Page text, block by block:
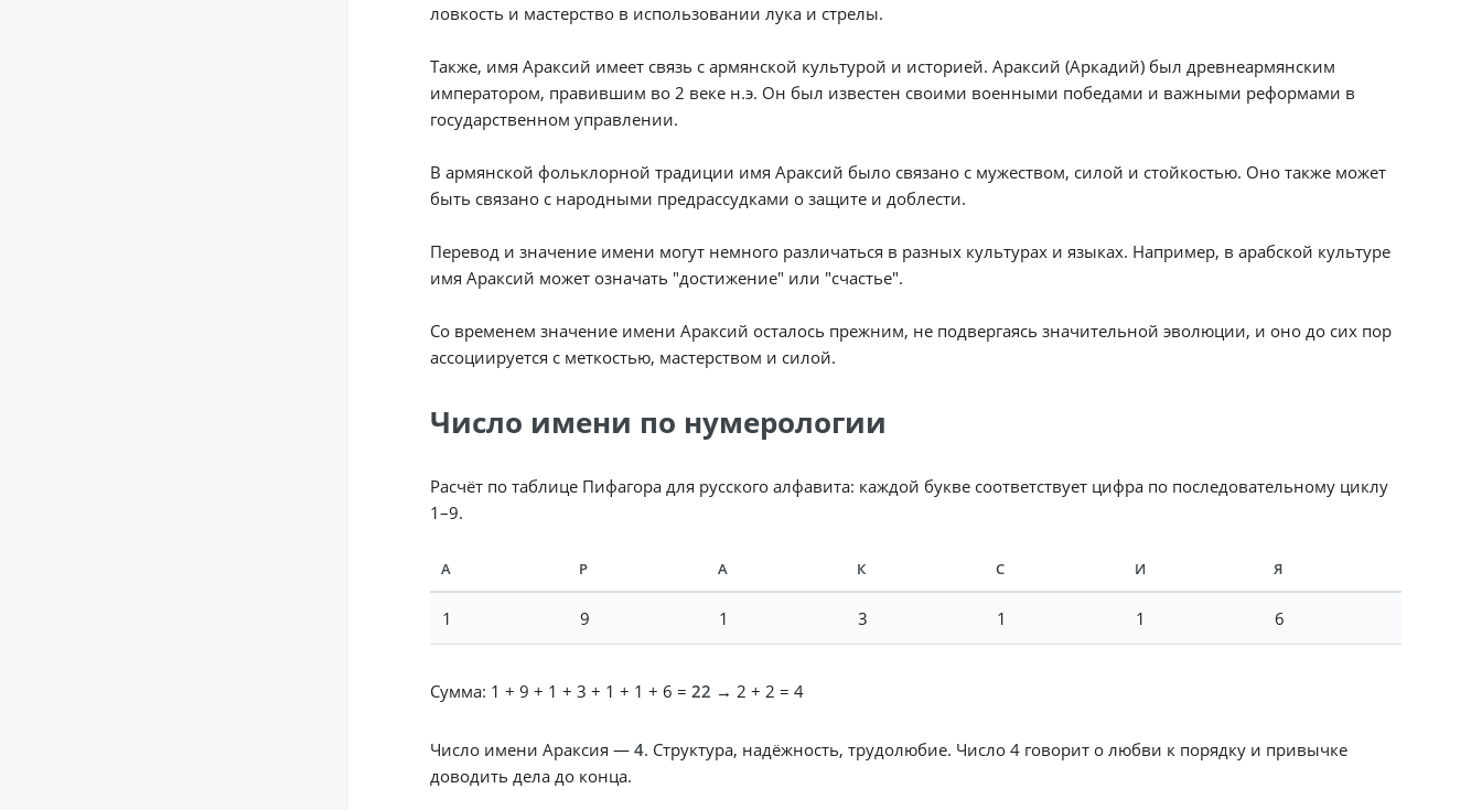
ловкость и мастерство в использовании лука и стрелы.
Также, имя Араксий имеет связь с армянской культурой и историей. Араксий (Аркадий) был древнеармянским
императором, правившим во 2 веке н.э. Он был известен своими военными победами и важными реформами в
государственном управлении.
В армянской фольклорной традиции имя Араксий было связано с мужеством, силой и стойкостью. Оно также может
быть связано с народными предрассудками о защите и доблести.
Перевод и значение имени могут немного различаться в разных культурах и языках. Например, в арабской культуре
имя Араксий может означать "достижение" или "счастье".
Со временем значение имени Араксий осталось прежним, не подвергаясь значительной эволюции, и оно до сих пор
ассоциируется с меткостью, мастерством и силой.
Число имени по нумерологии
Расчёт по таблице Пифагора для русского алфавита: каждой букве соответствует цифра по последовательному циклу
1–9.
А Р А К С И Я
1 9 1 3 1 1 6
Сумма: 1 + 9 + 1 + 3 + 1 + 1 + 6 = 22 → 2 + 2 = 4
Число имени Араксия — 4. Структура, надёжность, трудолюбие. Число 4 говорит о любви к порядку и привычке
доводить дела до конца.